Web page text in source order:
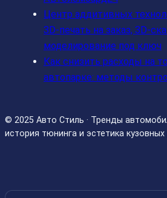
Центр аддитивных
3D-печать на заказ, 3D-
моделирование под ключ
Как снизить расходы на
автопарке: методы
© 2025 Авто Стиль · Тренды
история тюнинга и эстетика кузовных